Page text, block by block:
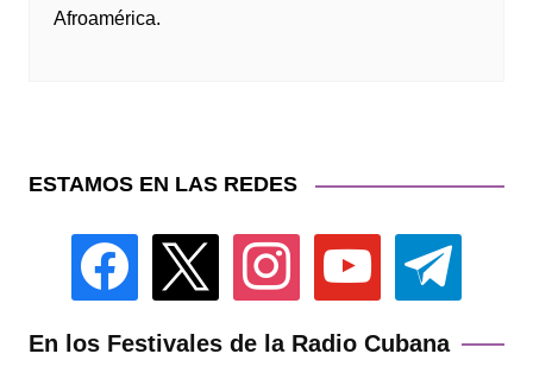
Afroamérica.
ESTAMOS EN LAS REDES
facebook instagram youtube telegram
En los Festivales de la Radio Cubana